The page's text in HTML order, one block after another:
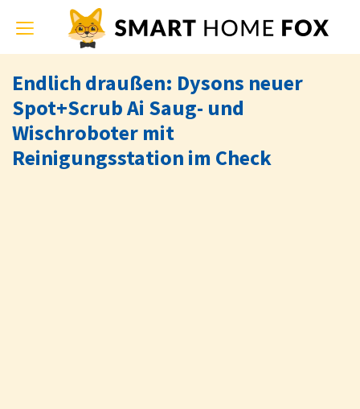
Toggle
navigation
Endlich draußen: Dysons neuer
Spot+Scrub Ai Saug- und
Wischroboter mit
Reinigungsstation im Check